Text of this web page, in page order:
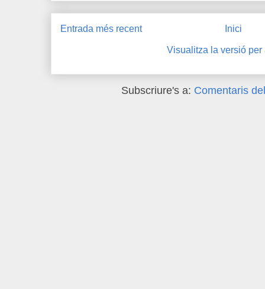
Entrada més recent Inici
Visualitza la versió per
Subscriure's a: Comentaris